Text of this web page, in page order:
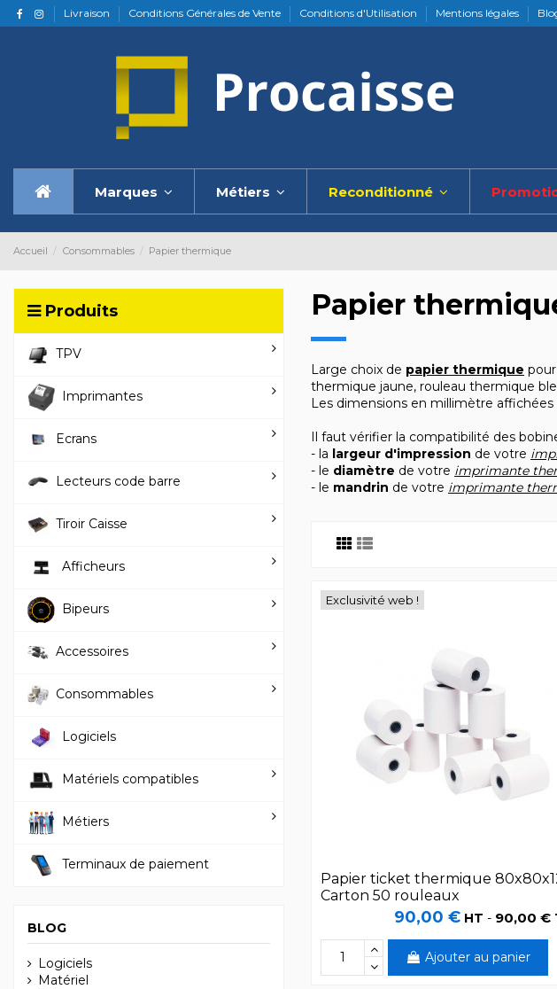
Livraison Conditions Générales de Vente Conditions d'Utilisation Mentions légales
Marques Métiers Reconditionné
Accueil Consommables Papier thermique
Papier
Large choix de papier thermique pour
thermique jaune, rouleau thermique
Les dimensions en millimètre
Il faut vérifier la compatibilité des
- la largeur d'impression de votre
- le diamètre de votre imprimante
- le mandrin de votre imprimante
Exclusivité web !
Papier ticket thermique
Carton 50 rouleaux
90,00 € HT - 90,00 €
Ajouter au panier
Produits
TPV
Imprimantes
Ecrans
Lecteurs code barre
Tiroir Caisse
Afficheurs
Bipeurs
Accessoires
Consommables
Logiciels
Matériels compatibles
Métiers
Terminaux de paiement
BLOG
Logiciels
Matériel